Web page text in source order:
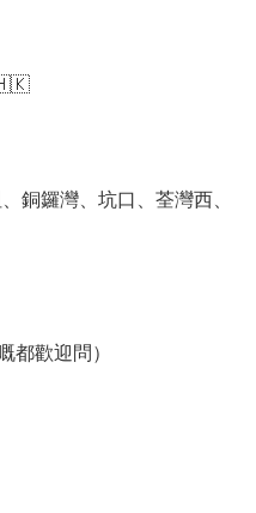
🇭🇰
銅鑼灣、坑口、荃灣西、
歡迎問） 